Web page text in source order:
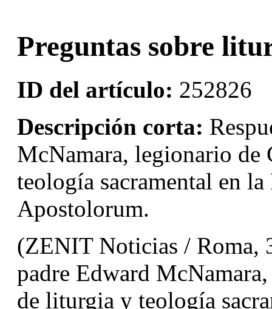
Preguntas sobre
ID del artículo: 252826
Descripción corta:
McNamara, legionario
teología sacramental en
Apostolorum.
(ZENIT Noticias / Roma,
padre Edward
de liturgia y teología